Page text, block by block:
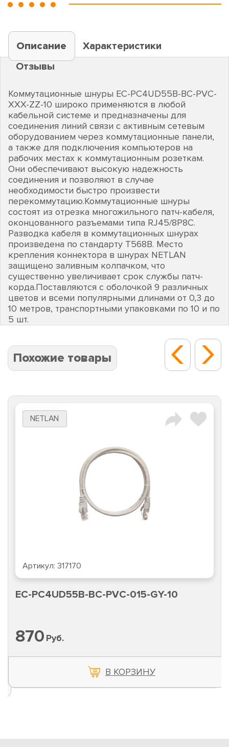
Описание
Характеристики
Отзывы
Коммутационные шнуры EC-PC4UD55B-BC-PVC-
XXX-ZZ-10 широко применяются в любой
кабельной системе и предназначены для
соединения линий связи с активным сетевым
оборудованием через коммутационные панели,
а также для подключения компьютеров на
рабочих местах к коммутационным розеткам.
Они обеспечивают высокую надежность
соединения и позволяют в случае
необходимости быстро произвести
перекоммутацию.Коммутационные шнуры
состоят из отрезка многожильного патч-кабеля,
оконцованного разъемами типа RJ45/8P8C.
Разводка кабеля в коммутационных шнурах
произведена по стандарту T568B. Место
крепления коннектора в шнурах NETLAN
защищено заливным колпачком, что
существенно увеличивает срок службы патч-
корда.Поставляются с оболочкой 9 различных
цветов и всеми популярными длинами от 0,3 до
10 метров, транспортными упаковками по 10 и по
5 шт.
Похожие товары
NETLAN
Артикул: 317170
EC-PC4UD55B-BC-PVC-015-GY-10
870 Руб.
В КОРЗИНУ